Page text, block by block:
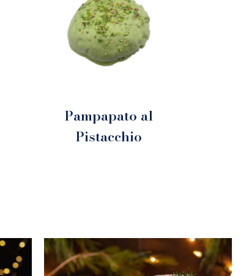
Pampapato al
Pistacchio